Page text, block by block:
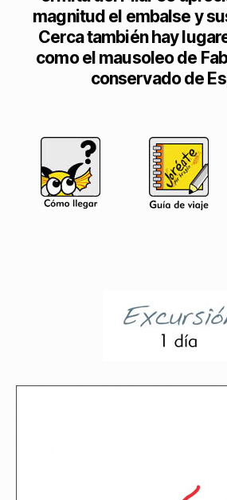
magnitud el embalse y
Cerca también hay
como el mausoleo de
conservado de